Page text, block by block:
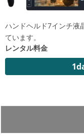
ハンドヘルド7インチ液
ています。
レンタル料金